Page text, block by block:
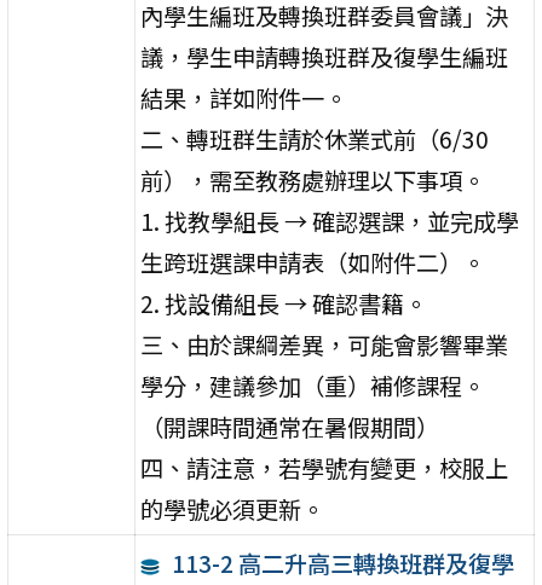
內學生編班及轉換班群委員會議」決
議，學生申請轉換班群及復學生編班
結果，詳如附件一。
二、轉班群生請於休業式前（6/30
前），需至教務處辦理以下事項。
1. 找教學組長 → 確認選課，並完成學
生跨班選課申請表（如附件二）。
2. 找設備組長 → 確認書籍。
三、由於課綱差異，可能會影響畢業
學分，建議參加（重）補修課程。
（開課時間通常在暑假期間）
四、請注意，若學號有變更，校服上
的學號必須更新。
113-2 高二升高三轉換班群及復學